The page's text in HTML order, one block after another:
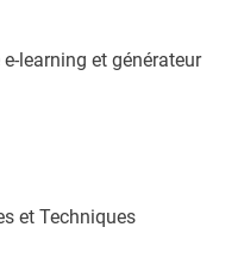
learning et générateur
et Techniques